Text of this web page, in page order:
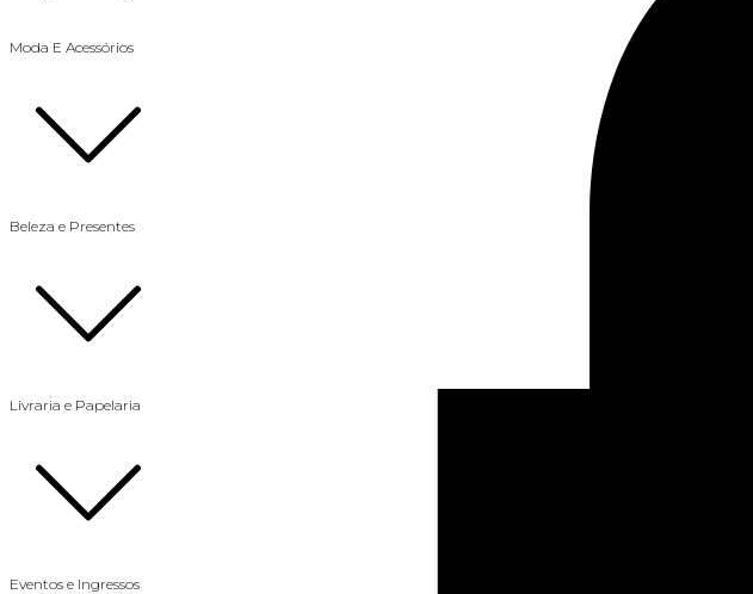
Moda E Acessórios
Beleza e Presentes
Livraria e Papelaria
Eventos e Ingressos